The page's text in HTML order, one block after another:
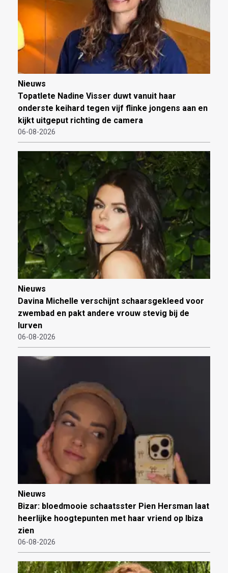
Nieuws
Topatlete Nadine Visser duwt vanuit haar
onderste keihard tegen vijf flinke jongens aan en
kijkt uitgeput richting de camera
06-08-2026
Nieuws
Davina Michelle verschijnt schaarsgekleed voor
zwembad en pakt andere vrouw stevig bij de
lurven
06-08-2026
Nieuws
Bizar: bloedmooie schaatsster Pien Hersman laat
heerlijke hoogtepunten met haar vriend op Ibiza
zien
06-08-2026